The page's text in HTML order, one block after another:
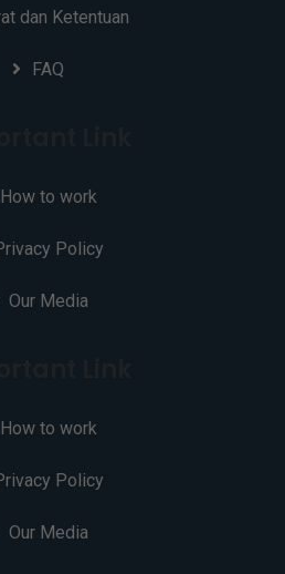
dan Ketentuan
FAQ
How to work
Policy
Our Media
How to work
Policy
Our Media